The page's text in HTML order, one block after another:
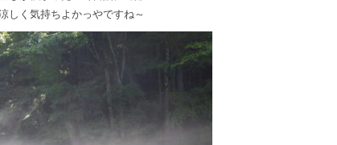
しく気持ちよかっやですね～